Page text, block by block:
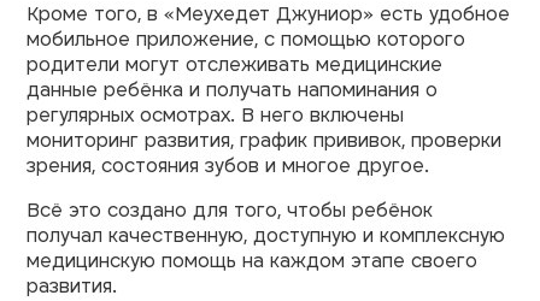
Кроме того, в «Меухедет Джуниор» есть удобное
мобильное приложение, с помощью которого
родители могут отслеживать медицинские
данные ребёнка и получать напоминания о
регулярных осмотрах. В него включены
мониторинг развития, график прививок, проверки
зрения, состояния зубов и многое другое.
Всё это создано для того, чтобы ребёнок
получал качественную, доступную и комплексную
медицинскую помощь на каждом этапе своего
развития.